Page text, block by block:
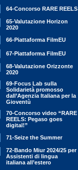
64-Concorso RARE REELS
65-Valutazione Horizon
2020
66-Piattaforma FilmEU
67-Piattaforma FilmEU
68-Valutazione Orizzonte
2020
69-Focus Lab sulla
Solidarietà promosso
dall’Agenzia Italiana per la
Gioventù
70-Concorso video “RARE
REELS: Pegaso goes
digital!”
71-Seize the Summer
72-Bando Miur 2024/25 per
Assistenti di lingua
italiana all’estero